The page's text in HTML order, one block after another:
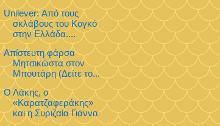
Unilever: Από τους
σκλάβους του Κογκό
στην Ελλάδα....
Απίστευτη φάρσα
Μητσικώστα στον
Μπουτάρη (Δείτε το...
Ο Λάκης, ο
«Καρατζαφεράκης»
και η Συριζαία Γιάννα